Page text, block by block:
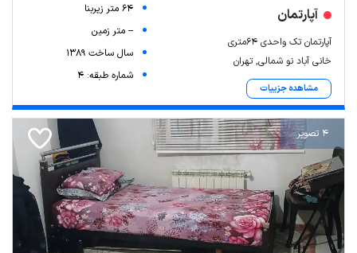
آپارتمان
آپارتمان تک واحدی ۶۴متری
خانی آباد نو شمالی, تهران
مشاهده جزییات
64 متر زیربنا
-- متر زمین
سال ساخت 1389
شماره طبقه: 4
4 تصویر